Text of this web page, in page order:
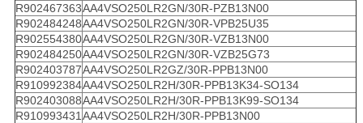
R902467363AA4VSO250LR2GN/30R-PZB13N00
R902484248AA4VSO250LR2GN/30R-VPB25U35
R902554380AA4VSO250LR2GN/30R-VZB13N00
R902484250AA4VSO250LR2GN/30R-VZB25G73
R902403787AA4VSO250LR2GZ/30R-PPB13N00
R910992384AA4VSO250LR2H/30R-PPB13K34-SO134
R902403088AA4VSO250LR2H/30R-PPB13K99-SO134
R910993431 AA4VSO250LR2H/30R-PPB13N00